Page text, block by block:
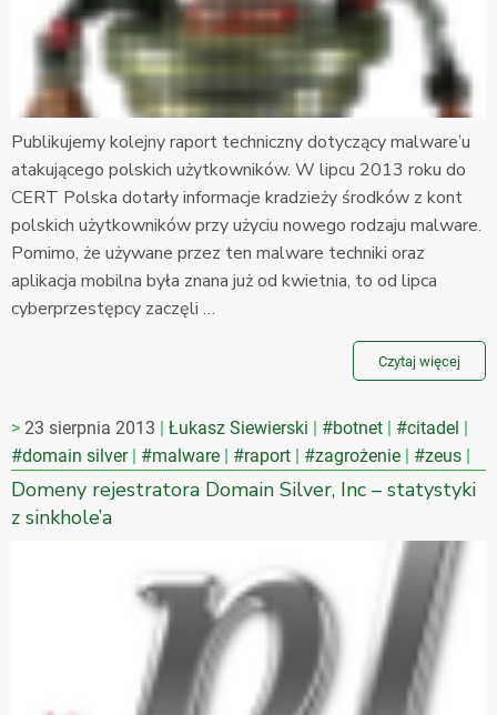
Publikujemy kolejny raport techniczny dotyczący malware’u
atakującego polskich użytkowników. W lipcu 2013 roku do
CERT Polska dotarły informacje kradzieży środków z kont
polskich użytkowników przy użyciu nowego rodzaju malware.
Pomimo, że używane przez ten malware techniki oraz
aplikacja mobilna była znana już od kwietnia, to od lipca
cyberprzestępcy zaczęli …
Czytaj więcej
23 sierpnia 2013 Łukasz Siewierski #botnet
#citadel
#domain silver
#malware #raport #zagrożenie #zeus
Domeny rejestratora Domain Silver, Inc – statystyki
z sinkhole’a